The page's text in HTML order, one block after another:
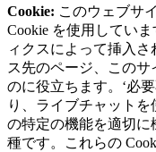
Cookie: このウェブサ
Cookie を使用していま
ィクスによって挿入
ス先のページ、この
のに役立ちます。‘必
り、ライブチャット
の特定の機能を適切に
種です。これらの